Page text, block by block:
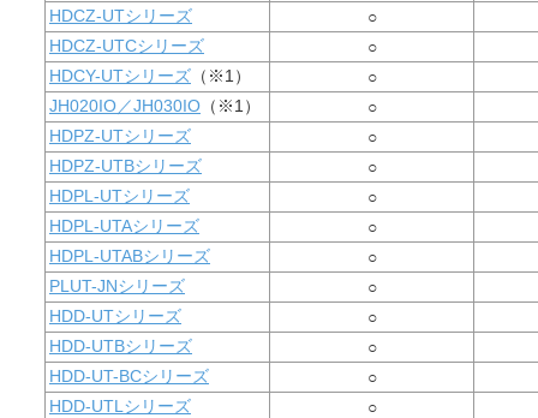
HDCZ-UTシリーズ
○
HDCZ-UTCシリーズ
○
HDCY-UTシリーズ （※1）
○
JH020IO／JH030IO （※1）
○
HDPZ-UTシリーズ
○
HDPZ-UTBシリーズ
○
HDPL-UTシリーズ
○
HDPL-UTAシリーズ
○
HDPL-UTABシリーズ
○
PLUT-JNシリーズ
○
HDD-UTシリーズ
○
HDD-UTBシリーズ
○
HDD-UT-BCシリーズ
○
HDD-UTLシリーズ
○